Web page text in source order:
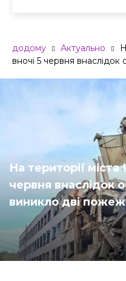
додому Актуально
вночі 5 червня внаслідок
На території
червня внаслідок
виникло дві